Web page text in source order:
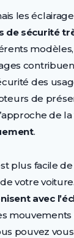
les
de sécurité
des
de
de
.
plus facile
votre
avec
pouvez